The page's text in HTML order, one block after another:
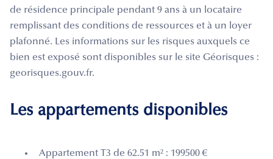
de résidence principale pendant 9 ans à un locataire
remplissant des conditions de ressources et à un loyer
plafonné. Les informations sur les risques auxquels ce
bien est exposé sont disponibles sur le site Géorisques :
georisques.gouv.fr.
Les appartements disponibles
Appartement T3 de 62.51 m² : 199500 €